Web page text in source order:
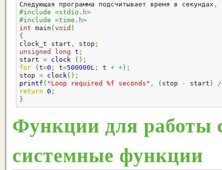
Следующая программа подсчитывает время в секундах ,
#include <stdio.h>
#include <time.h>
int main ( void )
{
clock_t start , stop ;
unsigned
long t ;
start = clock ( ) ;
for
( t=0 ; t<500000L ; t + +) ;
stop = clock( ) ;
printf ( "Loop required %f seconds" , ( stop - start ) /
return 0 ;
}
Функции для работы
системные функции